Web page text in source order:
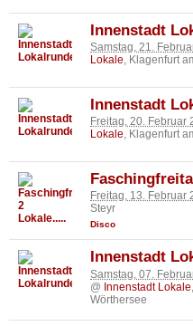
Innenstadt
Samstag, 21.
Lokale, Klagenfurt
Innenstadt
Freitag, 20. Februar
Lokale, Klagenfurt
Freitag, 13. Februar
Steyr
Disco
Innenstadt
Samstag, 07.
@ Innenstadt Lokale
Wörthersee